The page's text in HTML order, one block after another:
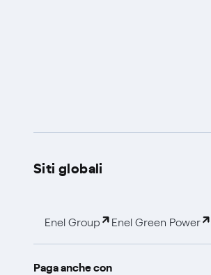
Siti globali
Enel Group Enel Green Power
Paga anche con